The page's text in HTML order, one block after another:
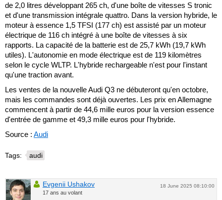
de 2,0 litres développant 265 ch, d'une boîte de vitesses S tronic
et d'une transmission intégrale quattro. Dans la version hybride, le
moteur à essence 1,5 TFSI (177 ch) est assisté par un moteur
électrique de 116 ch intégré à une boîte de vitesses à six
rapports. La capacité de la batterie est de 25,7 kWh (19,7 kWh
utiles). L'autonomie en mode électrique est de 119 kilomètres
selon le cycle WLTP. L'hybride rechargeable n'est pour l'instant
qu'une traction avant.
Les ventes de la nouvelle Audi Q3 ne débuteront qu'en octobre,
mais les commandes sont déjà ouvertes. Les prix en Allemagne
commencent à partir de 44,6 mille euros pour la version essence
d'entrée de gamme et 49,3 mille euros pour l'hybride.
Source : Audi
Tags: audi
18 June 2025 08:10:00
Evgenii Ushakov
17 ans au volant